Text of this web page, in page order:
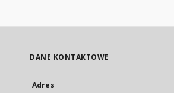
DANE KONTAKTOWE
Adres